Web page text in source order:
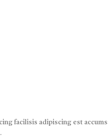
facilisis adipiscing est